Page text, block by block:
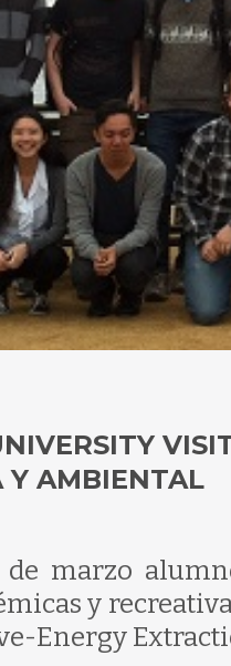
Y AMBIENTAL
marzo
y
Energy